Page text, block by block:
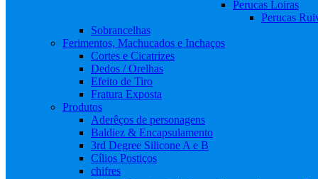
Perucas Loiras
Perucas
Sobrancelhas
Ferimentos, Machucados e Inchaços
Cortes e Cicatrizes
Dedos / Orelhas
Efeito de Tiro
Fratura Exposta
Produtos
Aderêços de personagens
Baldiez & Encapsulamento
3rd Degree Silicone A e B
Cílios Postiços
chifres